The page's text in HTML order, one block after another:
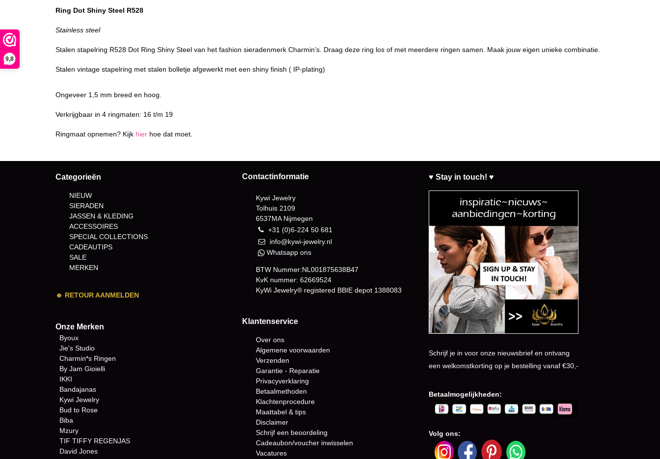
9,8
Ring Dot Shiny Steel R528
Stainless steel
Stalen stapelring R528 Dot Ring Shiny Steel van het fashion sieradenmerk Charmin’s. Draag deze ring los of met meerdere ringen samen. Maak jouw eigen unieke combinatie.
Stalen vintage stapelring met stalen bolletje afgewerkt met een shiny finish ( IP-plating)
Ongeveer 1,5 mm breed en hoog.
Verkrijgbaar in 4 ringmaten: 16 t/m 19
Ringmaat opnemen? Kijk hierhoe dat moet.
Categorieën
NIEUW
SIERADEN
JASSEN & KLEDING
ACCESSOIRES
SPECIAL COLLECTIONS
CADEAUTIPS
SALE
MERKEN
☻ RETOUR AANMELDEN
Onze Merken
Byoux
Jie's Studio
Charmin*s Ringen
By Jam Gioielli
IKKI
Bandajanas
Kywi Jewelry
Bud to Rose
Biba
Mzury
TIF TIFFY REGENJAS
David Jones
Contactinformatie
Kywi Jewelry
Tolhuis 2109
6537MA Nijmegen
+31 (0)6-224 50 681
info@kywi-jewelry.nl
Whatsapp ons
BTW Nummer:NL001875638B47
KvK nummer: 62669524
KyWi Jewelry® registered BBIE depot 1388083
Klantenservice
Over ons
Algemene voorwaarden
Verzenden
Garantie - Reparatie
Privacyverklaring
Betaalmethoden
Klachtenprocedure
Maattabel & tips
Disclaimer
Schrijf een beoordeling
Cadeaubon/voucher inwisselen
Vacatures
♥ Stay in touch! ♥
Schrijf je in voor onze nieuwsbrief en ontvang
een welkomstkorting op je bestelling vanaf €30,-
Betaalmogelijkheden:
Volg ons: